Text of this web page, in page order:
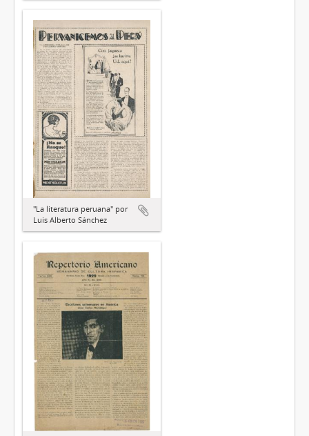
"La literatura peruana" por
Luis Alberto Sánchez